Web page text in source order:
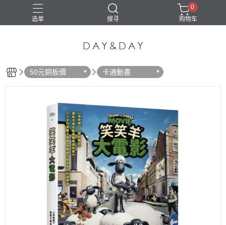
选单 搜寻
0
购物车
50元銅板價 卡通動畫